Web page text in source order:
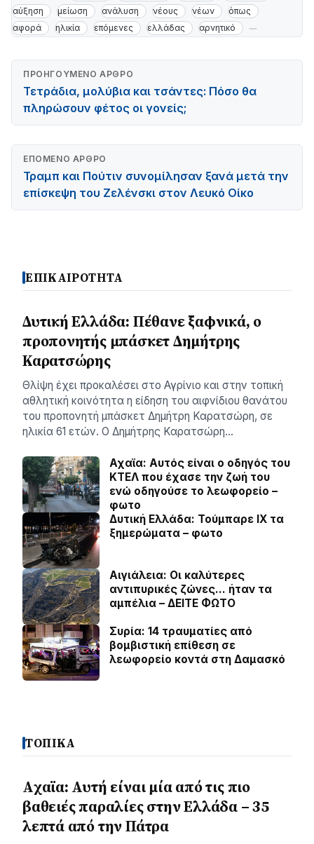
αύξηση
μείωση ανάλυση νέους νέων
όπως
αφορά
ηλικία επόμενες ελλάδας αρνητικό
ΠΡΟΗΓΟΎΜΕΝΟ ΆΡΘΡΟ
Τετράδια, μολύβια και τσάντες: Πόσο θα
πληρώσουν φέτος οι γονείς;
ΕΠΌΜΕΝΟ ΆΡΘΡΟ
Τραμπ και Πούτιν συνομίλησαν ξανά μετά την
επίσκεψη του Ζελένσκι στον Λευκό Οίκο
ΕΠΙΚΑΙΡΟΤΗΤΑ
Δυτική Ελλάδα: Πέθανε ξαφνικά, ο
προπονητής μπάσκετ Δημήτρης
Καρατσώρης
Θλίψη έχει προκαλέσει στο Αγρίνιο και στην τοπική
αθλητική κοινότητα η είδηση του αιφνίδιου θανάτου
του προπονητή μπάσκετ Δημήτρη Καρατσώρη, σε
ηλικία 61 ετών. Ο Δημήτρης Καρατσώρη…
Αχαϊα: Αυτός είναι ο οδηγός του
ΚΤΕΛ που έχασε την ζωή του
ενώ οδηγούσε το λεωφορείο –
φωτο
Δυτική Ελλάδα: Τούμπαρε ΙΧ τα
ξημερώματα – φωτο
Αιγιάλεια: Οι καλύτερες
αντιπυρικές ζώνες… ήταν τα
αμπέλια – ΔΕΙΤΕ ΦΩΤΟ
Συρία: 14 τραυματίες από
βομβιστική επίθεση σε
λεωφορείο κοντά στη Δαμασκό
ΤΟΠΙΚΑ
Aχαϊα: Αυτή είναι μία από τις πιο
βαθειές παραλίες στην Ελλάδα – 35
λεπτά από την Πάτρα